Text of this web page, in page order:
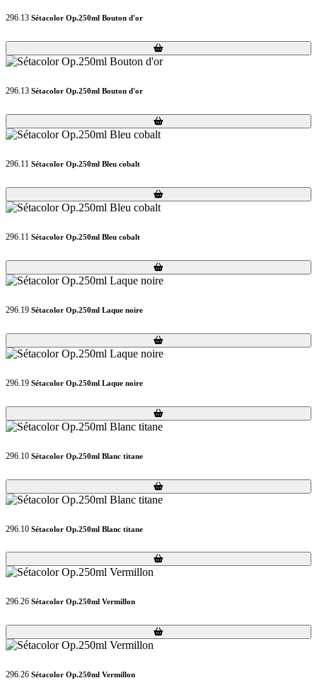
296.13 Sétacolor Op.250ml Bouton d'or
Loading...
Loading...
296.13 Sétacolor Op.250ml Bouton d'or
Loading...
Loading...
296.11 Sétacolor Op.250ml Bleu cobalt
Loading...
Loading...
296.11 Sétacolor Op.250ml Bleu cobalt
Loading...
Loading...
296.19 Sétacolor Op.250ml Laque noire
Loading...
Loading...
296.19 Sétacolor Op.250ml Laque noire
Loading...
Loading...
296.10 Sétacolor Op.250ml Blanc titane
Loading...
Loading...
296.10 Sétacolor Op.250ml Blanc titane
Loading...
Loading...
296.26 Sétacolor Op.250ml Vermillon
Loading...
Loading...
296.26 Sétacolor Op.250ml Vermillon